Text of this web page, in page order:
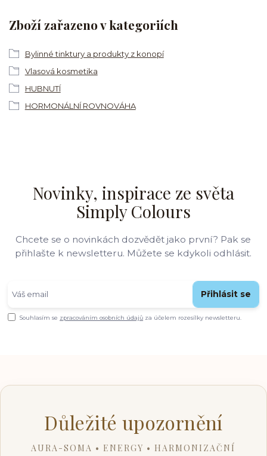
Zboží zařazeno v kategoriích
Bylinné tinktury a produkty z konopí
Vlasová kosmetika
HUBNUTÍ
HORMONÁLNÍ ROVNOVÁHA
Novinky, inspirace ze světa
Simply Colours
Chcete se o novinkách dozvědět jako první? Pak se
přihlašte k newsletteru. Můžete se kdykoli odhlásit.
Přihlásit se
Souhlasím se zpracováním osobních údajů za účelem rozesílky newsletteru.
Důležité upozornění
AURA-SOMA • ENERGY • HARMONIZAČNÍ